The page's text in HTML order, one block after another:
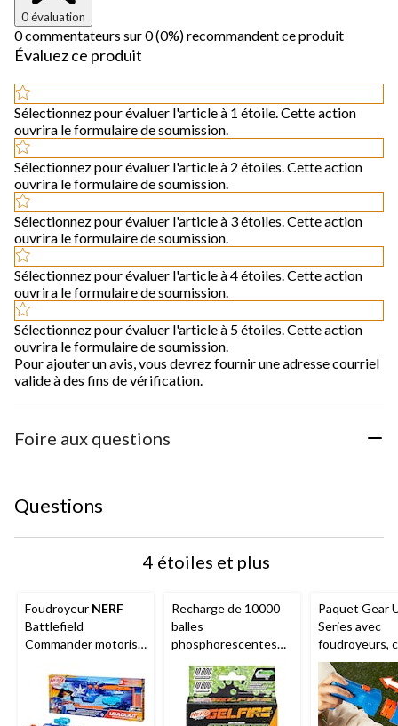
0 évaluation
0 commentateurs sur 0 (0%) recommandent ce produit
Évaluez ce produit
Sélectionnez pour évaluer l'article à 1 étoile. Cette action
ouvrira le formulaire de soumission.
Sélectionnez pour évaluer l'article à 2 étoiles. Cette action
ouvrira le formulaire de soumission.
Sélectionnez pour évaluer l'article à 3 étoiles. Cette action
ouvrira le formulaire de soumission.
Sélectionnez pour évaluer l'article à 4 étoiles. Cette action
ouvrira le formulaire de soumission.
Sélectionnez pour évaluer l'article à 5 étoiles. Cette action
ouvrira le formulaire de soumission.
Pour ajouter un avis, vous devrez fournir une adresse courriel
valide à des fins de vérification.
Foire aux questions
Questions
4 étoiles et plus
Foudroyeur NERF
Battlefield
Commander motorisé
Recharge de 10000
balles
phosphorescentes
Nerf Pro Gelfire pour
Nightfall Hopper
Paquet Gear
Series avec
foudroyeurs,
et lunette,
18 fléchettes
ans et plus